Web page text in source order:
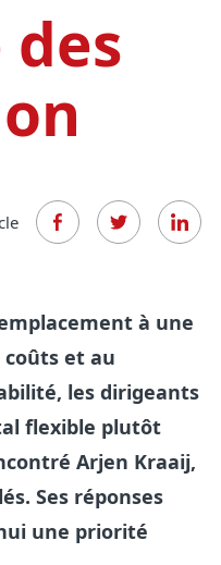
à une
coûts et au
les dirigeants
flexible plutôt
Arjen Kraaij,
Ses réponses
une priorité